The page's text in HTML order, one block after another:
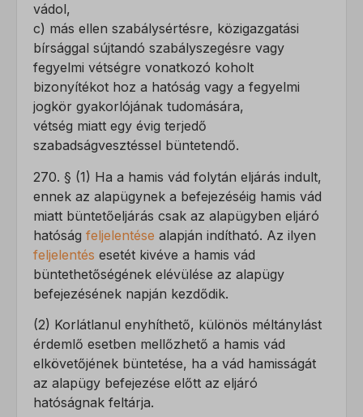
vádol,
c) más ellen szabálysértésre, közigazgatási
bírsággal sújtandó szabályszegésre vagy
fegyelmi vétségre vonatkozó koholt
bizonyítékot hoz a hatóság vagy a fegyelmi
jogkör gyakorlójának tudomására,
vétség miatt egy évig terjedő
szabadságvesztéssel büntetendő.
270. § (1) Ha a hamis vád folytán eljárás indult,
ennek az alapügynek a befejezéséig hamis vád
miatt büntetőeljárás csak az alapügyben eljáró
hatóság feljelentése alapján indítható. Az ilyen
feljelentés esetét kivéve a hamis vád
büntethetőségének elévülése az alapügy
befejezésének napján kezdődik.
(2) Korlátlanul enyhíthető, különös méltánylást
érdemlő esetben mellőzhető a hamis vád
elkövetőjének büntetése, ha a vád hamisságát
az alapügy befejezése előtt az eljáró
hatóságnak feltárja.